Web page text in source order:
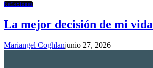
Reflexiones
La mejor decisión de mi vida
Mariangel Coghlanjunio 27, 2026